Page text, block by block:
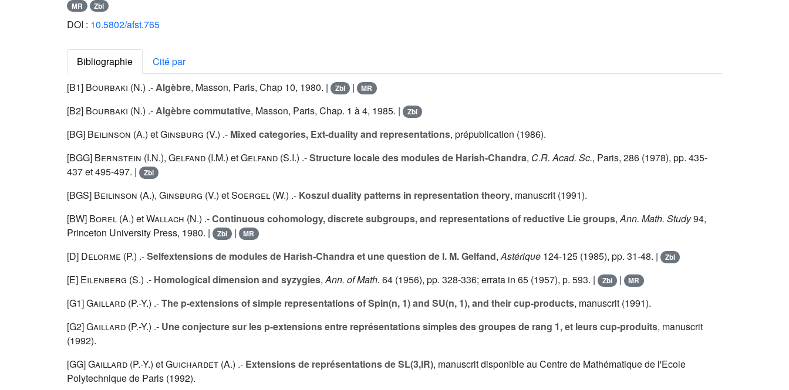
MR Zbl
DOI : 10.5802/afst.765
Bibliographie
Cité par
[B1] Bourbaki (N.) .-Algèbre, Masson, Paris, Chap 10, 1980. | Zbl | MR
[B2] Bourbaki (N.) .-Algèbre commutative, Masson, Paris, Chap. 1 à 4, 1985. | Zbl
[BG] Beilinson (A.) etGinsburg (V.) .- Mixed categories, Ext-duality and representations, prépublication (1986).
[BGG] Bernstein (I.N.), Gelfand (I.M.) etGelfand (S.I.) .-Structure locale des modules de Harish-Chandra, C.R. Acad. Sc., Paris, 286 (1978), pp. 435-
437 et 495-497. |
Zbl
[BGS] Beilinson (A.), Ginsburg (V.) etSoergel (W.) .- Koszul duality patterns in representation theory, manuscrit (1991).
[BW] Borel (A.) etWallach (N.) .-Continuous cohomology, discrete subgroups, and representations of reductive Lie groups,Ann. Math. Study94,
Princeton University Press, 1980. |
Zbl | MR
[D] Delorme (P.) .-Selfextensions de modules de Harish-Chandra et une question de I. M. Gelfand,Astérique 124-125 (1985), pp. 31-48. | Zbl
[E] Eilenberg (S.) .- Homological dimension and syzygies,Ann. of Math. 64 (1956), pp. 328-336; errata in 65 (1957), p. 593. | Zbl | MR
[G1]Gaillard (P.-Y.) .-The p-extensions of simple representations of Spin(n, 1) and SU(n, 1), and their cup-products, manuscrit (1991).
[G2]Gaillard (P.-Y.) .- Une conjecture sur les p-extensions entre représentations simples des groupes de rang 1, et leurs cup-produits, manuscrit
(1992).
[GG]Gaillard (P.-Y.) etGuichardet (A.) .- Extensions de représentations de SL(3,IR), manuscrit disponible au Centre de Mathématique de l'Ecole
Polytechnique de Paris (1992).